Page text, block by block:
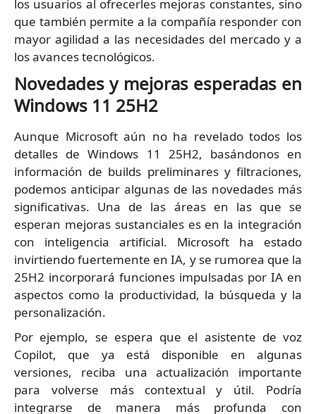
los usuarios al ofrecerles mejoras constantes, sino
que también permite a la compañía responder con
mayor agilidad a las necesidades del mercado y a
los avances tecnológicos.
Novedades y mejoras esperadas en
Windows 11 25H2
Aunque Microsoft aún no ha revelado todos los
detalles de Windows 11 25H2, basándonos en
información de builds preliminares y filtraciones,
podemos anticipar algunas de las novedades más
significativas. Una de las áreas en las que se
esperan mejoras sustanciales es en la integración
con inteligencia artificial. Microsoft ha estado
invirtiendo fuertemente en IA, y se rumorea que la
25H2 incorporará funciones impulsadas por IA en
aspectos como la productividad, la búsqueda y la
personalización.
Por ejemplo, se espera que el asistente de voz
Copilot, que ya está disponible en algunas
versiones, reciba una actualización importante
para volverse más contextual y útil. Podría
integrarse de manera más profunda con